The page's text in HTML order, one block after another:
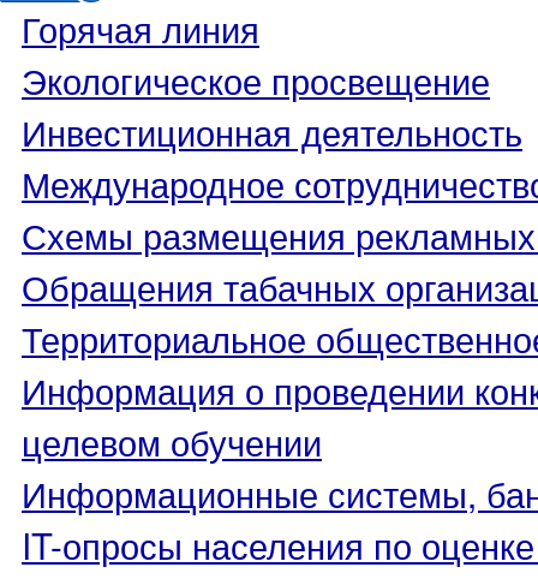
Горячая линия
Экологическое просвещение
Инвестиционная деятельность
Международное
Схемы размещения рекламных
Обращения табачных
Территориальное
Информация о проведении
целевом обучении
Информационные системы,
IT-опросы населения по